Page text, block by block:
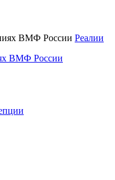
Реалии
ВМФ России